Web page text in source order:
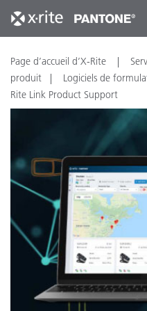
Page d’accueil d’X-Rite
produit
Logiciels de
Rite Link Product Support